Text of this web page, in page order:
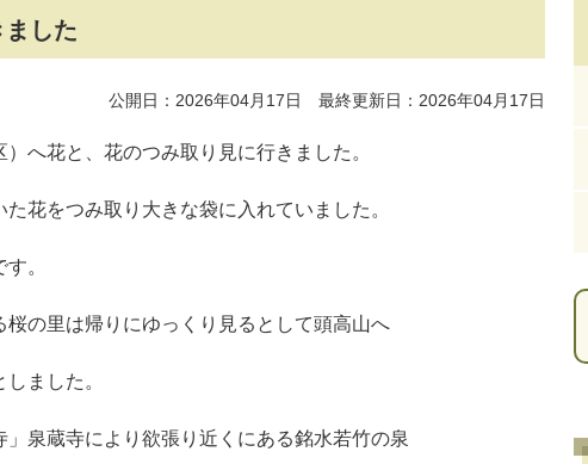
した
公開日：2026年04月17日 最終更新日：2026年04月17日
へ花と、花のつみ取り見に行きました。
花をつみ取り大きな袋に入れていました。
。
の里は帰りにゆっくり見るとして頭高山へ
ました。
泉蔵寺により欲張り近くにある銘水若竹の泉